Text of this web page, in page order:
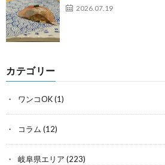
2026.07.19
カテゴリー
ワンコOK(1)
コラム (12)
岐阜県エリア (223)